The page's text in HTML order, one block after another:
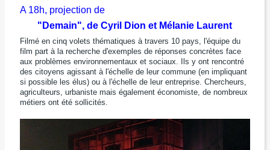
A 18h, projection de
"Demain", de Cyril Dion et Mélanie Laurent
Filmé en cinq volets thématiques à travers 10 pays, l'équipe du
film part à la recherche d'exemples de réponses concrètes face
aux problèmes environnementaux et sociaux. Ils y ont rencontré
des citoyens agissant à l'échelle de leur commune (en impliquant
si possible les élus) ou à l'échelle de leur entreprise. Chercheurs,
agriculteurs, urbaniste mais également économiste, de nombreux
métiers ont été sollicités.